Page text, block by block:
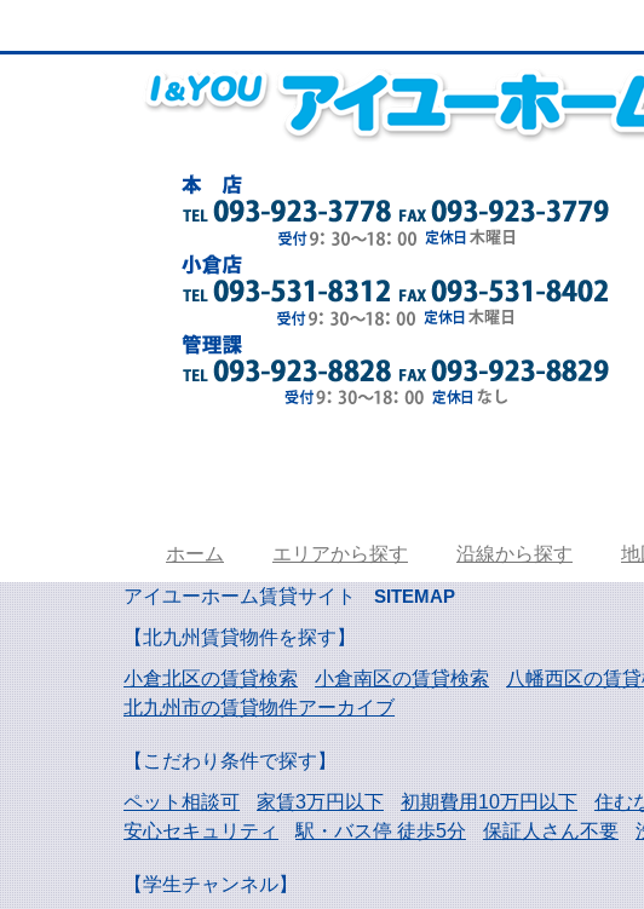
ホーム エリアから探す 沿線から探す 地
アイユーホーム賃貸サイト
SITEMAP
【北九州賃貸物件を探す】
小倉北区の賃貸検索
小倉南区の賃貸検索 八幡西区の賃
北九州市の賃貸物件アーカイブ
【こだわり条件で探す】
ペット相談可
家賃3万円以下 初期費用10万円以下 住む
安心セキュリティ
駅・バス停 徒歩5分 保証人さん不要
【学生チャンネル】